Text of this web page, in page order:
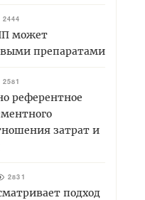
2444
может
препаратами
2581
референтное
затрат и
2831
подход